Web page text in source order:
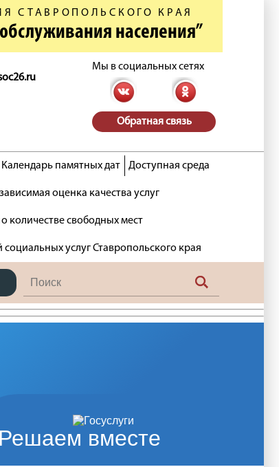
СТАВРОПОЛЬСКОГО КРАЯ
населения”
Мы в социальных сетях
Обратная связь
Календарь памятных дат Доступная среда
оценка качества услуг
количестве свободных мест
социальных услуг Ставропольского края
Решаем вместе